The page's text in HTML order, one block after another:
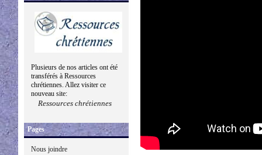
Plusieurs de nos articles ont été
transférés à Ressources
chrétiennes. Allez visiter ce
nouveau site:
Ressources chrétiennes
Pages
Nous joindre